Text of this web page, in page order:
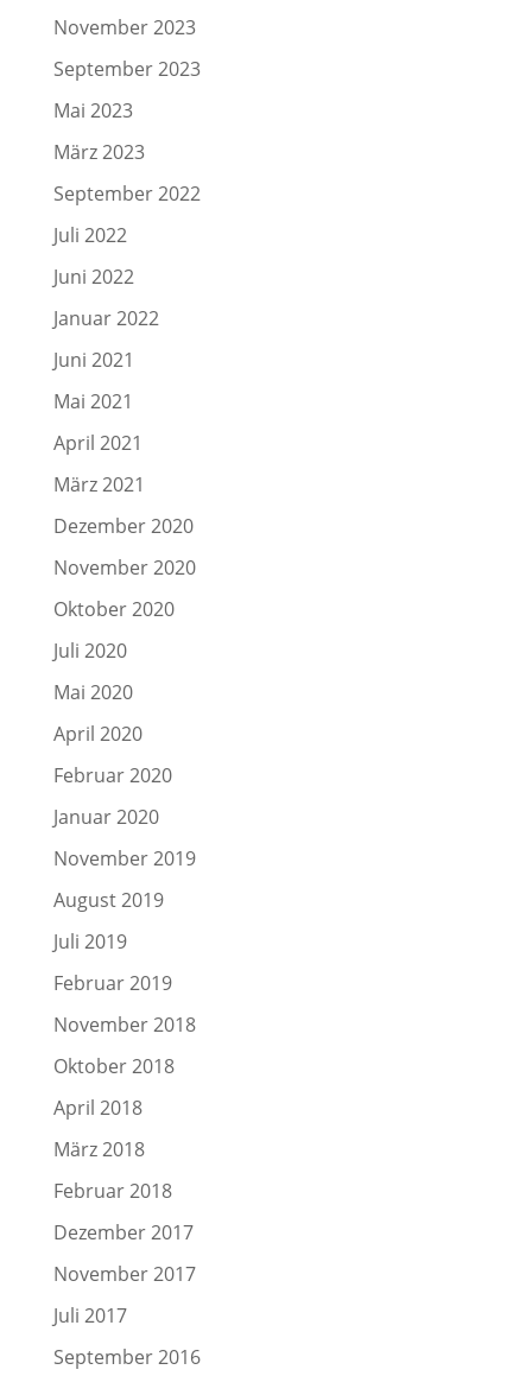
November 2023
September 2023
Mai 2023
März 2023
September 2022
Juli 2022
Juni 2022
Januar 2022
Juni 2021
Mai 2021
April 2021
März 2021
Dezember 2020
November 2020
Oktober 2020
Juli 2020
Mai 2020
April 2020
Februar 2020
Januar 2020
November 2019
August 2019
Juli 2019
Februar 2019
November 2018
Oktober 2018
April 2018
März 2018
Februar 2018
Dezember 2017
November 2017
Juli 2017
September 2016